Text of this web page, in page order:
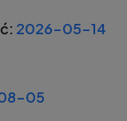
2026-05-14
05